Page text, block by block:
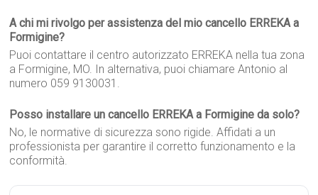
A chi mi rivolgo per assistenza del mio cancello ERREKA a
Formigine?
Puoi contattare il centro autorizzato ERREKA nella tua zona
a Formigine, MO. In alternativa, puoi chiamare Antonio al
numero 059 9130031.
Posso installare un cancello ERREKA a Formigine da solo?
No, le normative di sicurezza sono rigide. Affidati a un
professionista per garantire il corretto funzionamento e la
conformità.